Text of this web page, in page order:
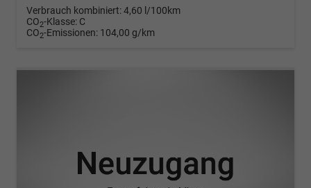
Verbrauch kombiniert:4,60 l/100km
CO2-Klasse: C
CO2-Emissionen: 104,00 g/km